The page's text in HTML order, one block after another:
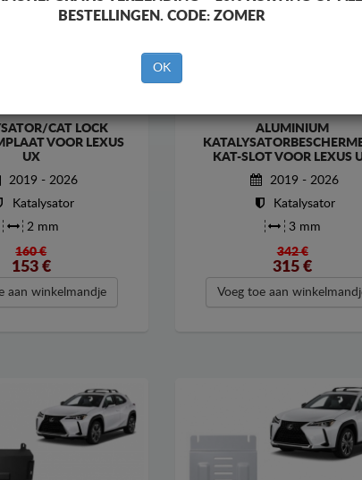
CAT LOCK
VOOR LEXUS
UX
2019 - 2026
Katalysator
2 mm
160 €
153€
aan winkelmandje
ALUMINIUM
KAT-SLOT VOOR LEXUS
2019 - 2026
Katalysator
3 mm
342 €
315 €
Voeg toe aan
BESTELLINGEN. CODE: ZOMER
OK